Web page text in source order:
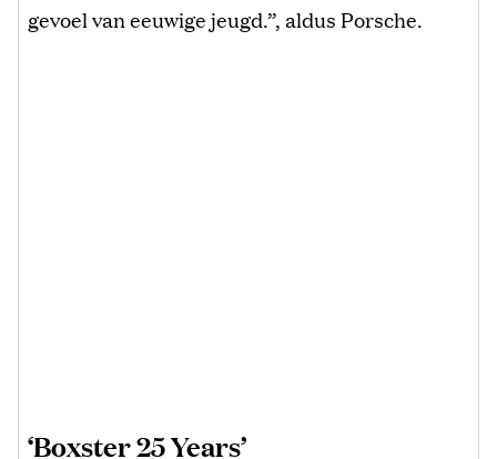
gevoel van eeuwige jeugd.”, aldus Porsche.
‘Boxster 25 Years’